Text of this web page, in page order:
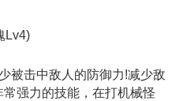
击中敌人的防御力!减少敌
强力的技能，在打机械怪